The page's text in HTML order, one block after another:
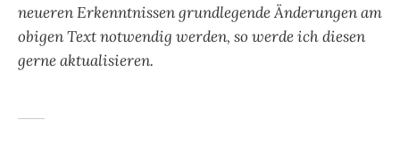
neueren Erkenntnissen grundlegende Änderungen am
obigen Text notwendig werden, so werde ich diesen
gerne aktualisieren.